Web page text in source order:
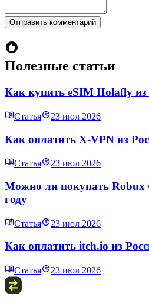
Отправить комментарий
Полезные статьи
Как купить eSIM Holafly из
Статья 23 июл 2026
Как оплатить X‑VPN из
Статья 23 июл 2026
Можно ли покупать Robux
году
Статья 23 июл 2026
Как оплатить itch.io из
Статья 23 июл 2026